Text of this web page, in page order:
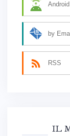
Android
by
RSS
IL